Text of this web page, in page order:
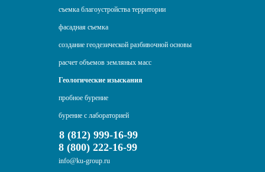
съемка благоустройства территории
фасадная съемка
создание геодезической разбивочной основы
расчет объемов земляных масс
Геологические изыскания
пробное бурение
бурение с лабораторией
8 (812) 999-16-99
8 (800) 222-16-99
info@ku-group.ru